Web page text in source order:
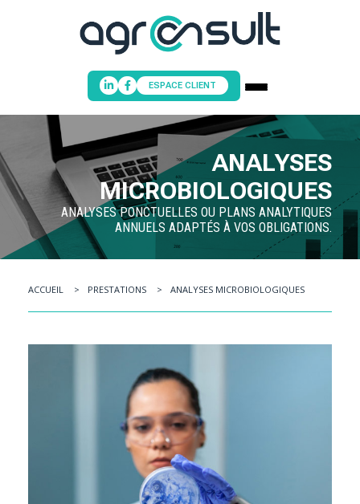
ESPACE CLIENT
ACCUEIL
PRESTATIONS & CONSEILS
NOS FORMATIONS
NOTRE ÉQUIPE
NOUS CONTACTER
ANALYSES
MICROBIOLOGIQUES
ANALYSES PONCTUELLES OU PLANS ANALYTIQUES
ANNUELS ADAPTÉS À VOS OBLIGATIONS.
ACCUEIL PRESTATIONS ANALYSES MICROBIOLOGIQUES